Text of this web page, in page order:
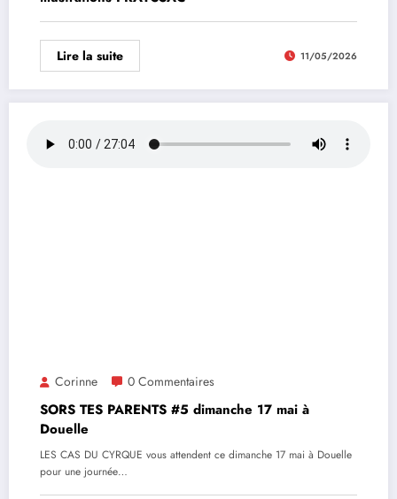
Lire la suite 11/05/2026
Corinne 0 Commentaires
SORS TES PARENTS #5 dimanche 17 mai à
Douelle
LES CAS DU CYRQUE vous attendent ce dimanche 17 mai à Douelle
pour une journée…